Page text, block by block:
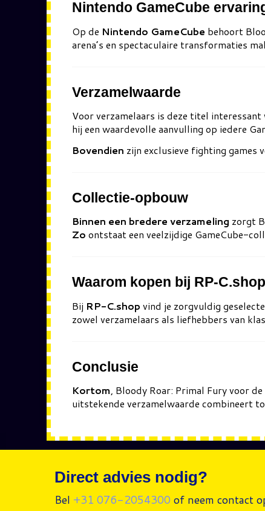
Nintendo GameCube
Op de Nintendo GameCube behoort
arena’s en spectaculaire transformaties
Verzamelwaarde
Voor verzamelaars is deze titel
hij een waardevolle aanvulling op iedere
Bovendien zijn exclusieve fighting games
Collectie-opbouw
Binnen een bredere verzameling zorgt
Zo ontstaat een veelzijdige GameCube-
Waarom kopen bij RP-
Bij RP-C.shop vind je zorgvuldig
zowel verzamelaars als liefhebbers van
Conclusie
Kortom, Bloody Roar: Primal Fury voor
uitstekende verzamelwaarde combineert
Direct advies nodig?
Bel +31 076-2054300 of neem contact